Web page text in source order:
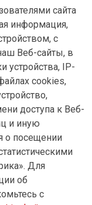
сайта
информация,
с
Веб-сайты, в
устройства, IP-
cookies,
доступа к Веб-
и иную
о посещении
Для
об
с